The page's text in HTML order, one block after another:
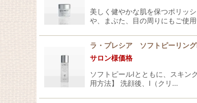
美しく健やかな肌を保つポリッ
や、まぶた、目の周りにもご使
ラ・プレシア ソフトピーリン
サロン様価格
ソフトピールIとともに、スキ
用方法】 洗顔後、I（クリ…